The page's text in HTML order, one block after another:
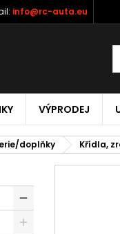
info@rc-auta.eu
VÝPRODEJ
doplňky Křídla,